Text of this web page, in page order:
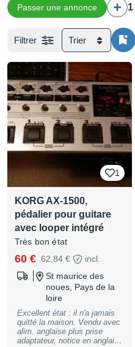
Passer une annonce 1
Filtrer Trier
1
KORG AX-1500,
pédalier pour guitare
avec looper intégré
Très bon état
60 € 62,84 €
incl.
St maurice des
noues, Pays de la
loire
Excellent état : il n'a jamais
quitté la maison. Vendu avec
alim. anglaise plus prise
adaptateur, notice en anglais